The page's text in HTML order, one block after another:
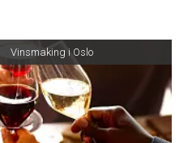
Vinsmaking i Oslo